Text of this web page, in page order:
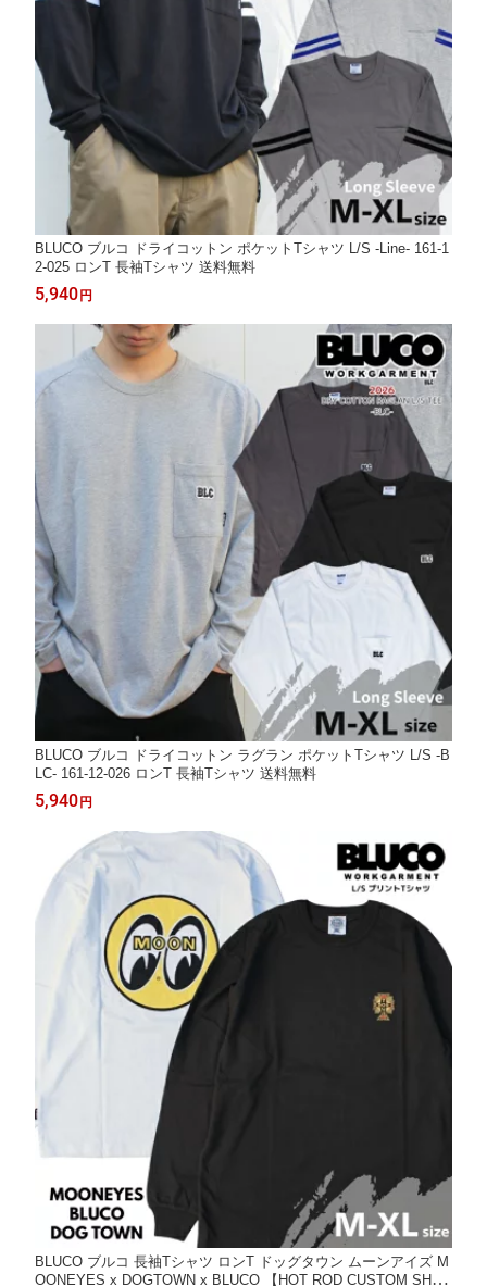
BLUCO ブルコ ドライコットン ポケットTシャツ L/S -Line- 161-1
2-025 ロンT 長袖Tシャツ 送料無料
5,940 円
BLUCO ブルコ ドライコットン ラグラン ポケットTシャツ L/S -B
LC- 161-12-026 ロンT 長袖Tシャツ 送料無料
5,940 円
BLUCO ブルコ 長袖Tシャツ ロンT ドッグタウン ムーンアイズ M
OONEYES x DOGTOWN x BLUCO 【HOT ROD CUSTOM SHO